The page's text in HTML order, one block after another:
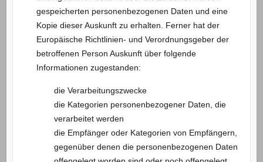
gespeicherten personenbezogenen Daten und eine
Kopie dieser Auskunft zu erhalten. Ferner hat der
Europäische Richtlinien- und Verordnungsgeber der
betroffenen Person Auskunft über folgende
Informationen zugestanden:
die Verarbeitungszwecke
die Kategorien personenbezogener Daten, die
verarbeitet werden
die Empfänger oder Kategorien von Empfängern,
gegenüber denen die personenbezogenen Daten